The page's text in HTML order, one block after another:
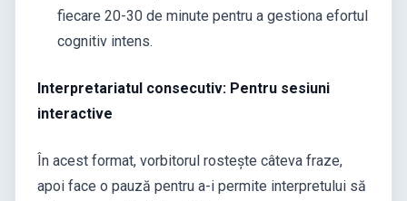
fiecare 20-30 de minute pentru a gestiona efortul
cognitiv intens.
Interpretariatul consecutiv: Pentru sesiuni
interactive
În acest format, vorbitorul rostește câteva fraze,
apoi face o pauză pentru a-i permite interpretului să